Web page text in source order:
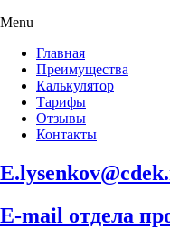
Menu
Главная
Преимущества
Калькулятор
Тарифы
Отзывы
Контакты
E-mail отдела